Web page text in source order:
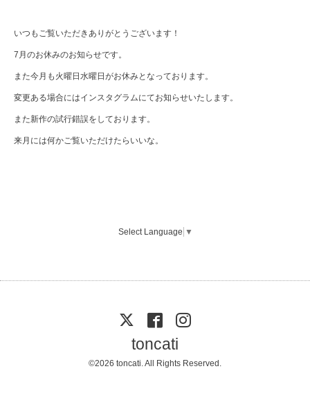
いつもご覧いただきありがとうございます！
7月のお休みのお知らせです。
また今月も火曜日水曜日がお休みとなっております。
変更ある場合にはインスタグラムにてお知らせいたします。
また新作の試行錯誤をしております。
来月には何かご覧いただけたらいいな。
Select Language ▼
toncati
©2026 toncati . All Rights Reserved.